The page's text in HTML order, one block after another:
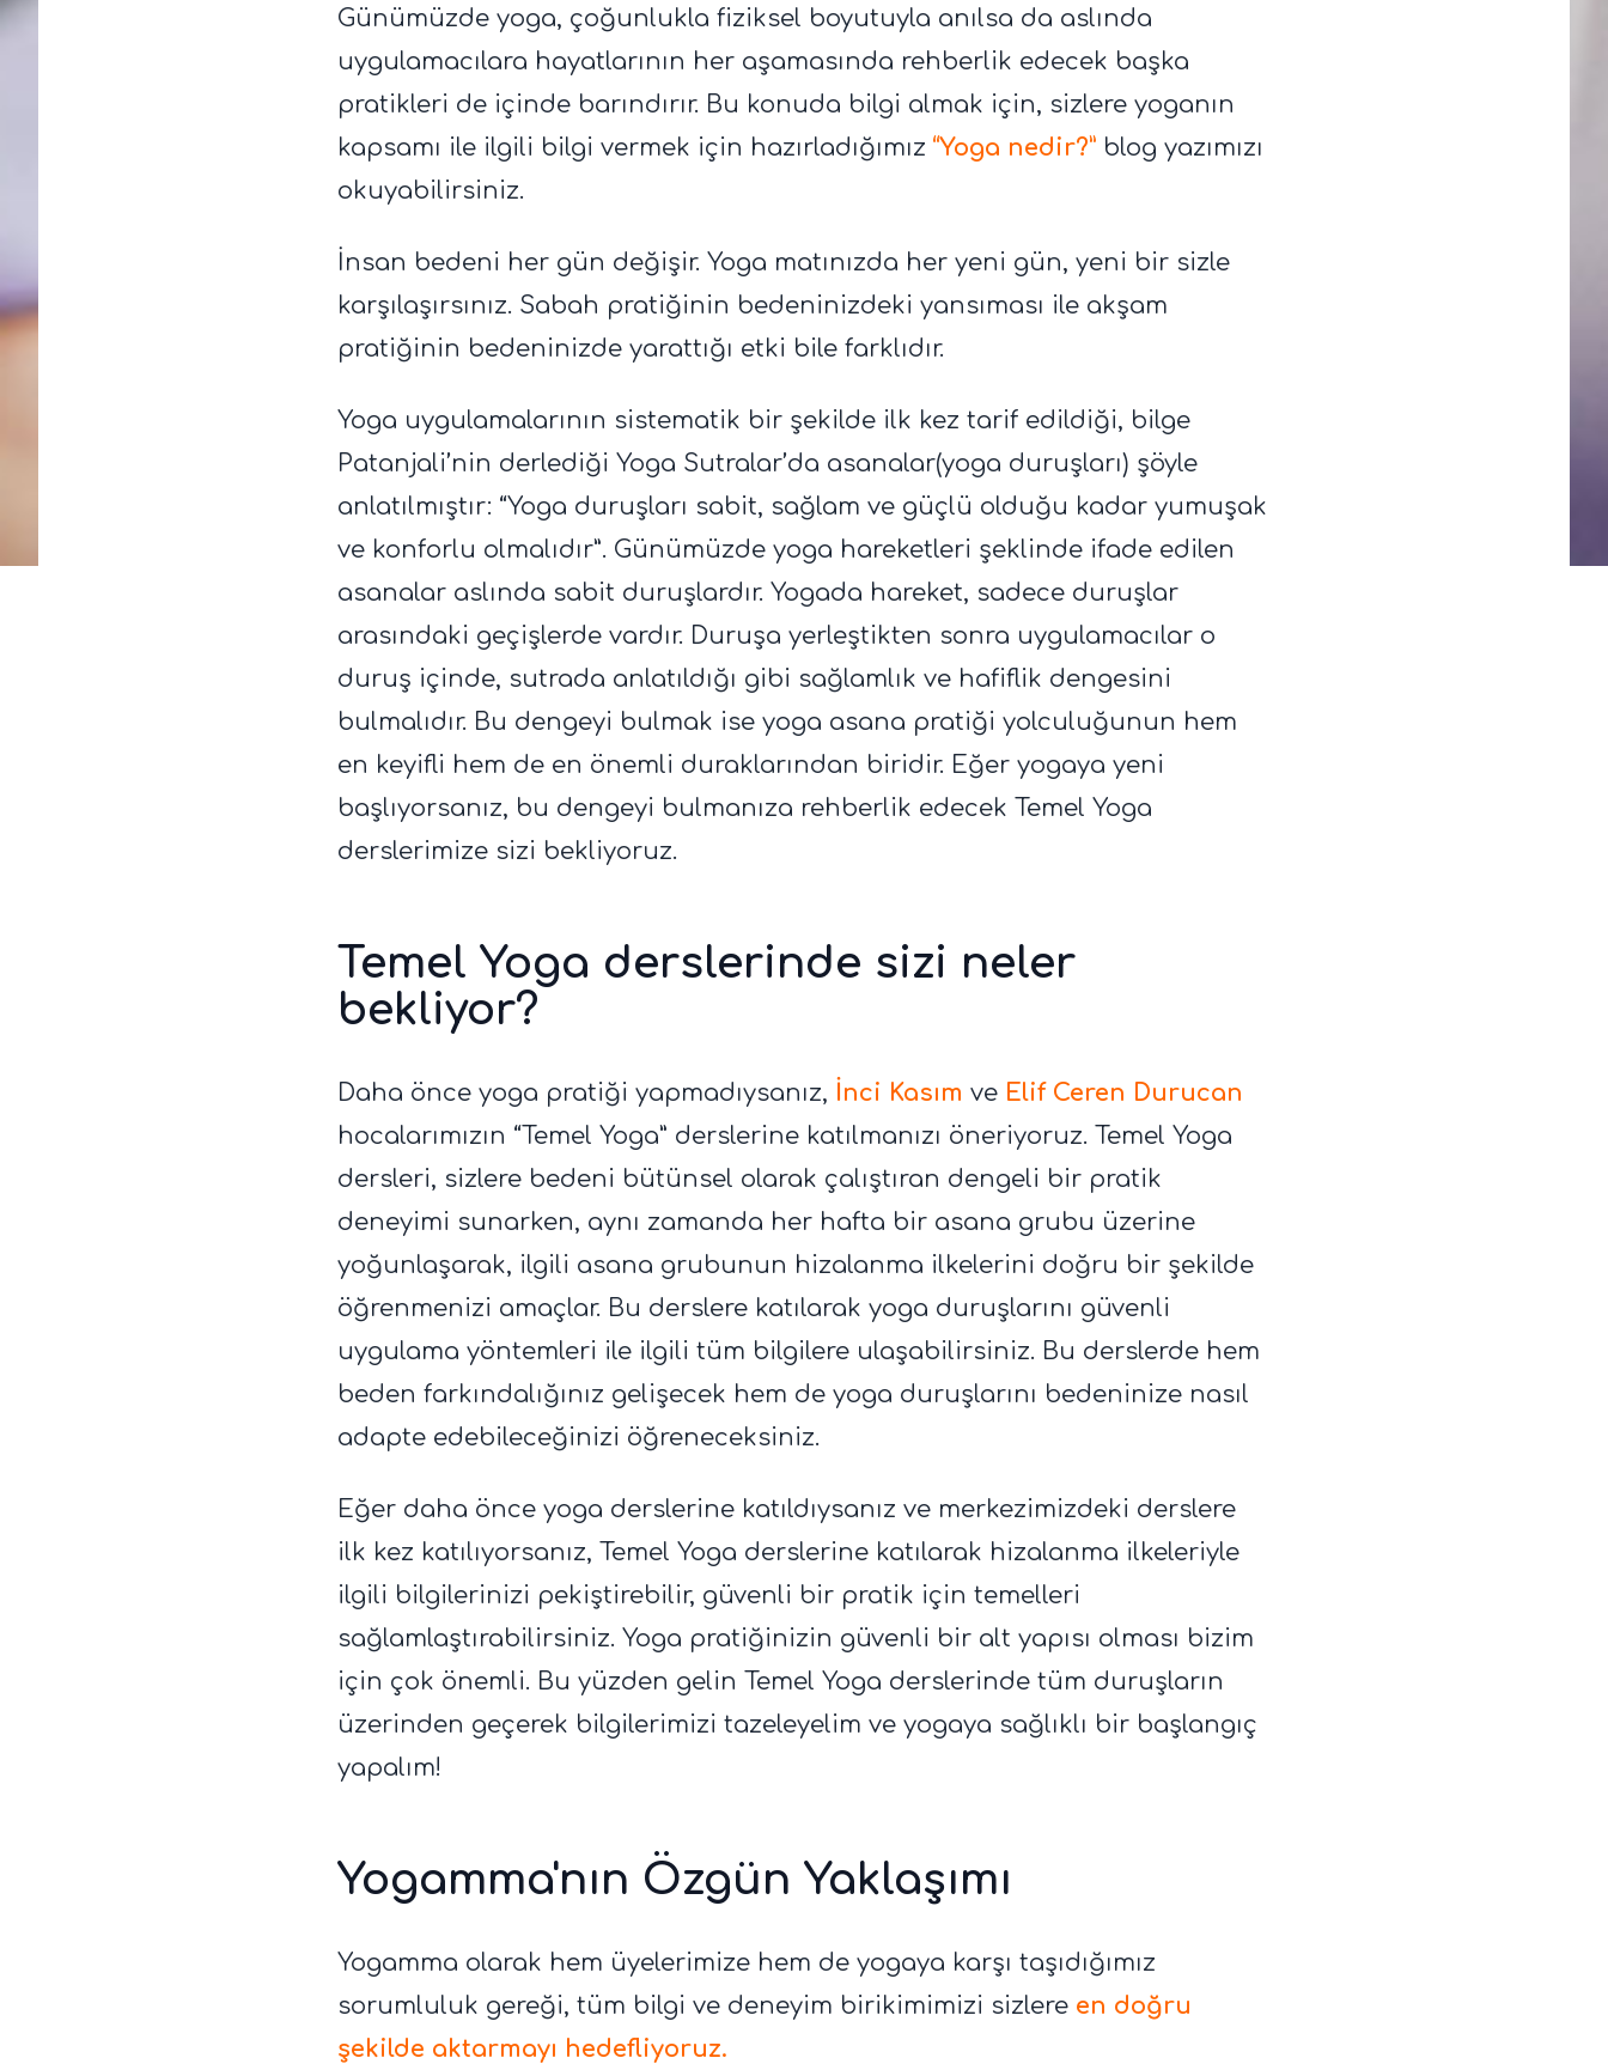
Günümüzde yoga, çoğunlukla fiziksel boyutuyla anılsa da aslında
uygulamacılara hayatlarının her aşamasında rehberlik edecek başka
pratikleri de içinde barındırır. Bu konuda bilgi almak için, sizlere yoganın
kapsamı ile ilgili bilgi vermek için hazırladığımız “Yoga nedir?” blog yazımızı
okuyabilirsiniz.
İnsan bedeni her gün değişir. Yoga matınızda her yeni gün, yeni bir sizle
karşılaşırsınız. Sabah pratiğinin bedeninizdeki yansıması ile akşam
pratiğinin bedeninizde yarattığı etki bile farklıdır.
Yoga uygulamalarının sistematik bir şekilde ilk kez tarif edildiği, bilge
Patanjali’nin derlediği Yoga Sutralar’da asanalar(yoga duruşları) şöyle
anlatılmıştır: “Yoga duruşları sabit, sağlam ve güçlü olduğu kadar yumuşak
ve konforlu olmalıdır”. Günümüzde yoga hareketleri şeklinde ifade edilen
asanalar aslında sabit duruşlardır. Yogada hareket, sadece duruşlar
arasındaki geçişlerde vardır. Duruşa yerleştikten sonra uygulamacılar o
duruş içinde, sutrada anlatıldığı gibi sağlamlık ve hafiflik dengesini
bulmalıdır. Bu dengeyi bulmak ise yoga asana pratiği yolculuğunun hem
en keyifli hem de en önemli duraklarından biridir. Eğer yogaya yeni
başlıyorsanız, bu dengeyi bulmanıza rehberlik edecek Temel Yoga
derslerimize sizi bekliyoruz.
Temel Yoga derslerinde sizi neler
bekliyor?
Daha önce yoga pratiği yapmadıysanız, İnci Kasım ve Elif Ceren Durucan
hocalarımızın “Temel Yoga” derslerine katılmanızı öneriyoruz. Temel Yoga
dersleri, sizlere bedeni bütünsel olarak çalıştıran dengeli bir pratik
deneyimi sunarken, aynı zamanda her hafta bir asana grubu üzerine
yoğunlaşarak, ilgili asana grubunun hizalanma ilkelerini doğru bir şekilde
öğrenmenizi amaçlar. Bu derslere katılarak yoga duruşlarını güvenli
uygulama yöntemleri ile ilgili tüm bilgilere ulaşabilirsiniz. Bu derslerde hem
beden farkındalığınız gelişecek hem de yoga duruşlarını bedeninize nasıl
adapte edebileceğinizi öğreneceksiniz.
Eğer daha önce yoga derslerine katıldıysanız ve merkezimizdeki derslere
ilk kez katılıyorsanız, Temel Yoga derslerine katılarak hizalanma ilkeleriyle
ilgili bilgilerinizi pekiştirebilir, güvenli bir pratik için temelleri
sağlamlaştırabilirsiniz. Yoga pratiğinizin güvenli bir alt yapısı olması bizim
için çok önemli. Bu yüzden gelin Temel Yoga derslerinde tüm duruşların
üzerinden geçerek bilgilerimizi tazeleyelim ve yogaya sağlıklı bir başlangıç
yapalım!
Yogamma'nın Özgün Yaklaşımı
Yogamma olarak hem üyelerimize hem de yogaya karşı taşıdığımız
sorumluluk gereği, tüm bilgi ve deneyim birikimimizi sizlere en doğru
şekilde aktarmayı hedefliyoruz.